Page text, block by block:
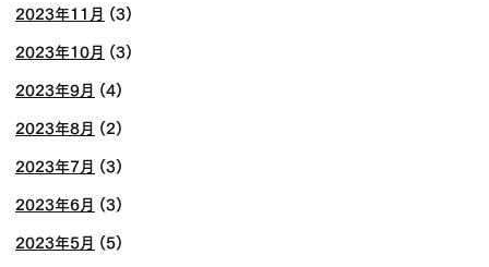
2023年11月 (3)
2023年10月 (3)
2023年9月 (4)
2023年8月 (2)
2023年7月 (3)
2023年6月 (3)
2023年5月 (5)